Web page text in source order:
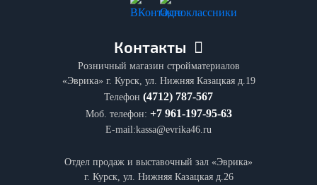
Контакты
Розничный магазин стройматериалов
«Эврика» г. Курск, ул. Нижняя Казацкая д.19
Телефон (4712) 787-567
Моб. телефон: +7 961-197-95-63
E-mail:kassa@evrika46.ru
Отдел продаж и выставочный зал «Эврика»
г. Курск, ул. Нижняя Казацкая д.26